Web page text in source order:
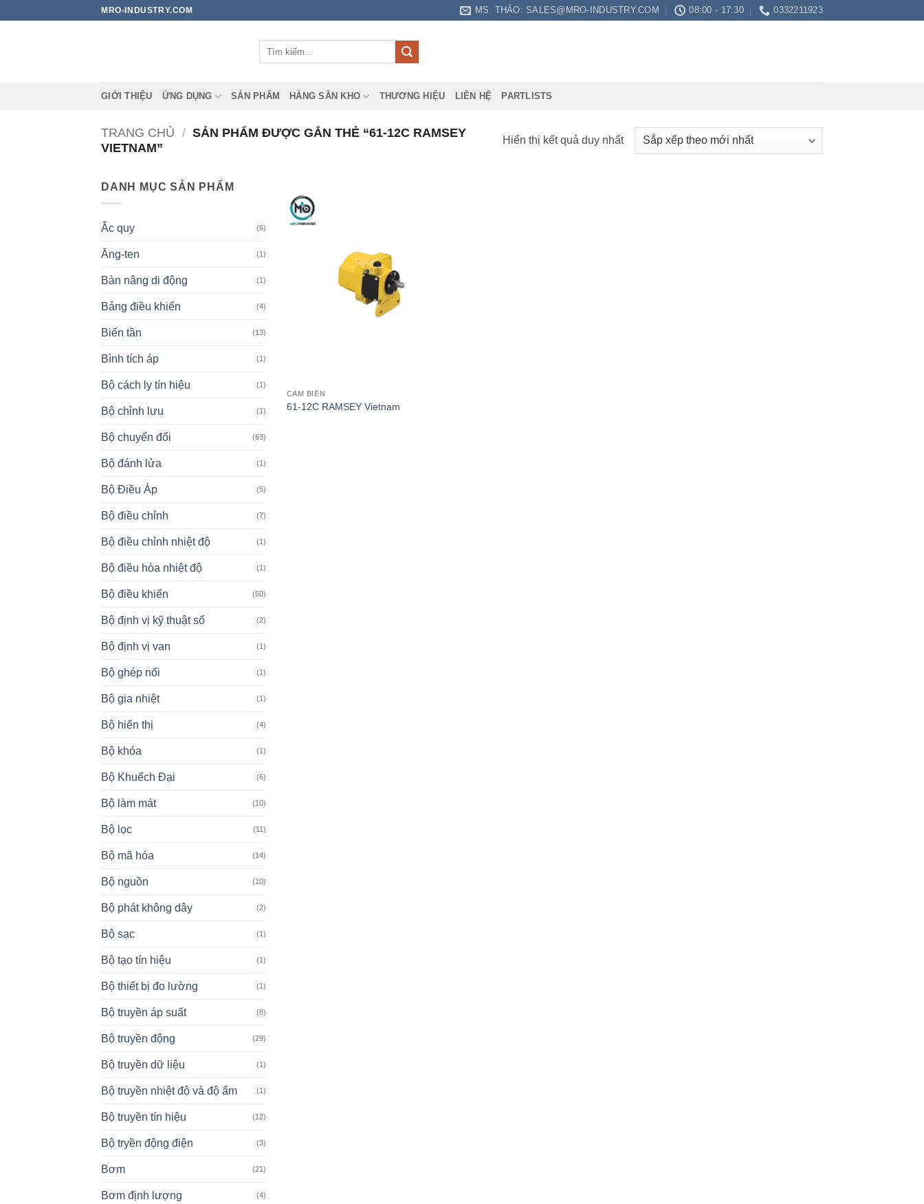
MRO-INDUSTRY.COM MS. THẢO: SALES@MRO-INDUSTRY.COM 08:00 - 17:30 0332211923
GIỚI THIỆU ỨNG DỤNG SẢN PHẨM HÀNG SẴN KHO THƯƠNG HIỆU LIÊN HỆ PARTLISTS
TRANG CHỦ / SẢN PHẨM ĐƯỢC GẮN THẺ “61-12C RAMSEY
VIETNAM”
Hiển thị kết quả duy nhất
DANH MỤC SẢN PHẨM
Ắc quy (6)
Ăng-ten (1)
Bàn nâng di động (1)
Bảng điều khiển (4)
Biến tần (13)
Bình tích áp (1)
Bộ cách ly tín hiệu (1)
Bộ chỉnh lưu (1)
Bộ chuyển đổi (63)
Bộ đánh lửa (1)
Bộ Điều Áp (5)
Bộ điều chỉnh (7)
Bộ điều chỉnh nhiệt độ (1)
Bộ điều hòa nhiệt độ (1)
Bộ điều khiển (60)
Bộ định vị kỹ thuật số (2)
Bộ định vị van (1)
Bộ ghép nối (1)
Bộ gia nhiệt (1)
Bộ hiển thị (4)
Bộ khóa (1)
Bộ Khuếch Đại (6)
Bộ làm mát (10)
Bộ lọc (11)
Bộ mã hóa (14)
Bộ nguồn (10)
Bộ phát không dây (2)
Bộ sạc (1)
Bộ tạo tín hiệu (1)
Bộ thiết bị đo lường (1)
Bộ truyền áp suất (8)
Bộ truyền động (29)
Bộ truyền dữ liệu (1)
Bộ truyền nhiệt độ và độ ẩm (1)
Bộ truyền tín hiệu (12)
Bộ tryền động điện (3)
Bơm (21)
Bơm định lượng (4)
CẢM BIẾN
61-12C RAMSEY Vietnam